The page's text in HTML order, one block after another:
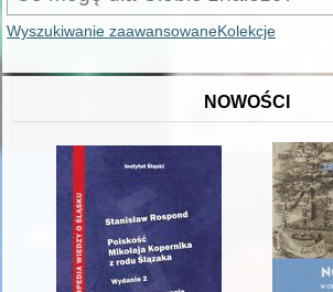
Wyszukiwanie zaawansowaneKolekcje
NOWOŚCI